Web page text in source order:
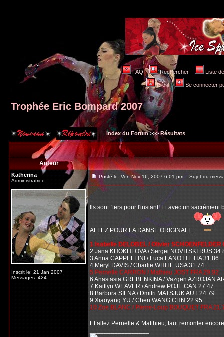
FAQ Rechercher Liste
Profil Se connecter
Trophée Eric Bompard 2007
Index du Forum>>>Résultats
Auteur
Katherina
Administratrice
Inscrit le: 21 Jan 2007
Messages: 424
Posté le: Ven Nov 16, 2007 6:01 pm Sujet du
Ils sont 1ers pour l'instant! Et avec un sacrément
ALLEZ POUR LA DANSE ORIGINALE
1 Isabelle DELOBEL / Olivier SCHOENFELDER
2 Jana KHOKHLOVA / Sergei NOVITSKI RUS
3 Anna CAPPELLINI / Luca LANOTTE ITA 31.86
4 Meryl DAVIS / Charlie WHITE USA 31.74
5 Pernelle CARRON / Mathieu JOST FRA 29.92
6 Anastasia GREBENKINA / Vazgen AZROJAN
7 Kaitlyn WEAVER / Andrew POJE CAN 27.47
8 Barbora SILNA / Dmitri MATSJUK AUT 24.79
9 Xiaoyang YU / Chen WANG CHN 22.95
10 Zoe BLANC / Pierre-Loup BOUQUET FRA
Et allez Pernelle & Matthieu, faut remonter
_________________